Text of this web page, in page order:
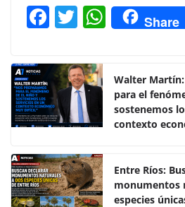
F
c
e
b
o
o
k
T
itt
er
W
h
s
A
p
Share
Walter
para el
sostenemos
contexto
Entre Ríos:
monumentos
especies